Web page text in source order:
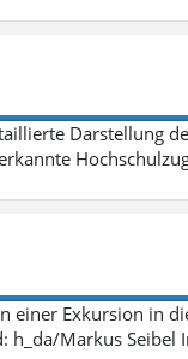
Darstellung
einer Exkursion in
h_da/Markus Seibel